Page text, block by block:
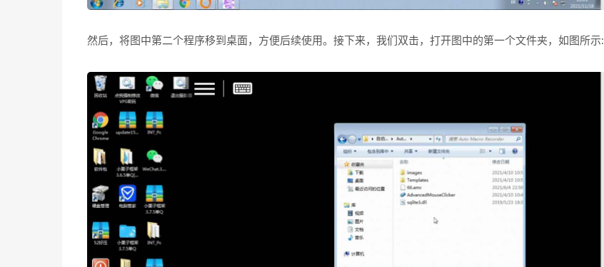
然后，将图中第二个程序移到桌面，方便后续使用。接下来，我们双击，打开图中的第一个文件夹，如图所示: